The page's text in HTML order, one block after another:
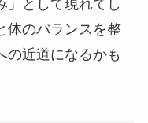
」として現れてし
体のバランスを整
の近道になるかも